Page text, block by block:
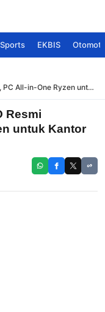
Sports EKBIS
All-in-One Ryzen untuk
Resmi
untuk Kantor